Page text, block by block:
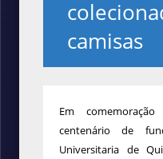
camisas
Em
centenário de
Universitaria de